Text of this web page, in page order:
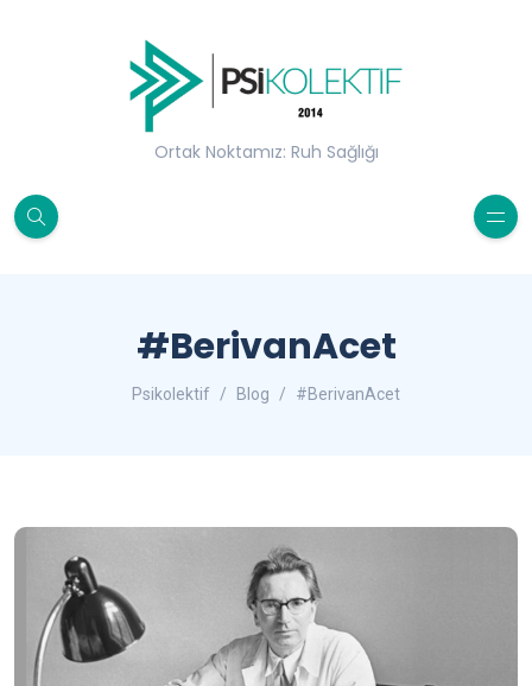
Ortak Noktamız: Ruh Sağlığı
#BerivanAcet
Psikolektif Blog #BerivanAcet